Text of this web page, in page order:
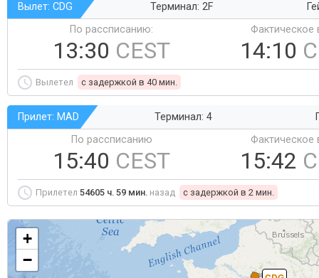
Вылет: CDG Терминал: 2F
По рассписанию:
13:30 CEST
Фактическое
14:10
Вылетел c задержкой в 40 мин.
Прилет: MAD Терминал: 4
По рассписанию
15:40 CEST
Фактическое
15:42
Прилетел 54605 ч. 59 мин. назад c задержкой в 2 мин.
+
−